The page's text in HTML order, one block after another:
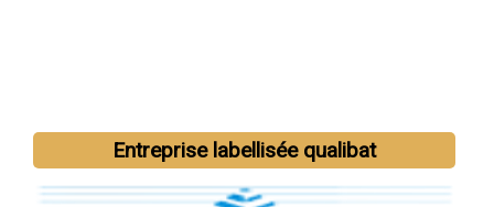
Vichy,Moulins,Cusset,Yzeure,Domérat,Bellerive-sur-Allier,
Gannat,Saint-Pourçain-sur-Sioule
Entreprise labellisée qualibat